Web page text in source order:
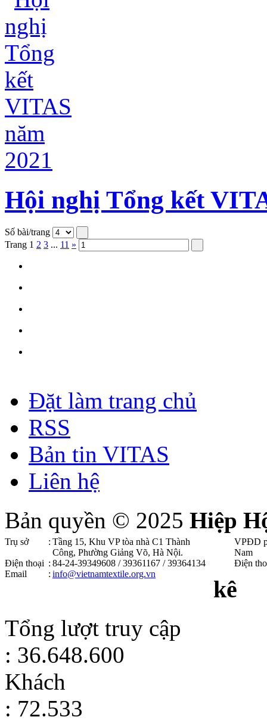
Hội nghị Tổng kết
Số bài/trang
Trang 1 2 3 ... 11 »
Đặt làm trang chủ
RSS
Bản tin VITAS
Liên hệ
Bản quyền © 2025 Hiệp
Trụ sở : Tầng 15, Khu VP tòa nhà C1 Thành
Công, Phường Giảng Võ, Hà Nội .
Điện thoại : 84-24-39349608 / 39361167 / 39364134
Email
: info@vietnamtextile.org.vn
VPĐD
Nam
Điện
kê
Tổng lượt truy cập
: 36.648.600
Khách
: 72.533